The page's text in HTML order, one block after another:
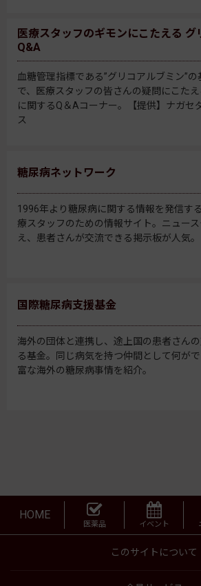
医療スタッフのギモンにこたえる グ
Q&A
血糖管理指標である”グリコアルブミン”
で、医療スタッフの皆さんの疑問にこた
に関するQ＆Aコーナー。【提供】ナガセ
ス
糖尿病ネットワーク
1996年より糖尿病に関する情報を発信す
療スタッフのための情報サイト。ニュー
え、患者さんが交流できる掲示板が人気。
国際糖尿病支援基金
海外の団体と連携し、途上国の患者さん
る基金。同じ病気を持つ仲間として何が
富な海外の糖尿病事情を紹介。
HOME
医薬品 イベント
このサイトについて